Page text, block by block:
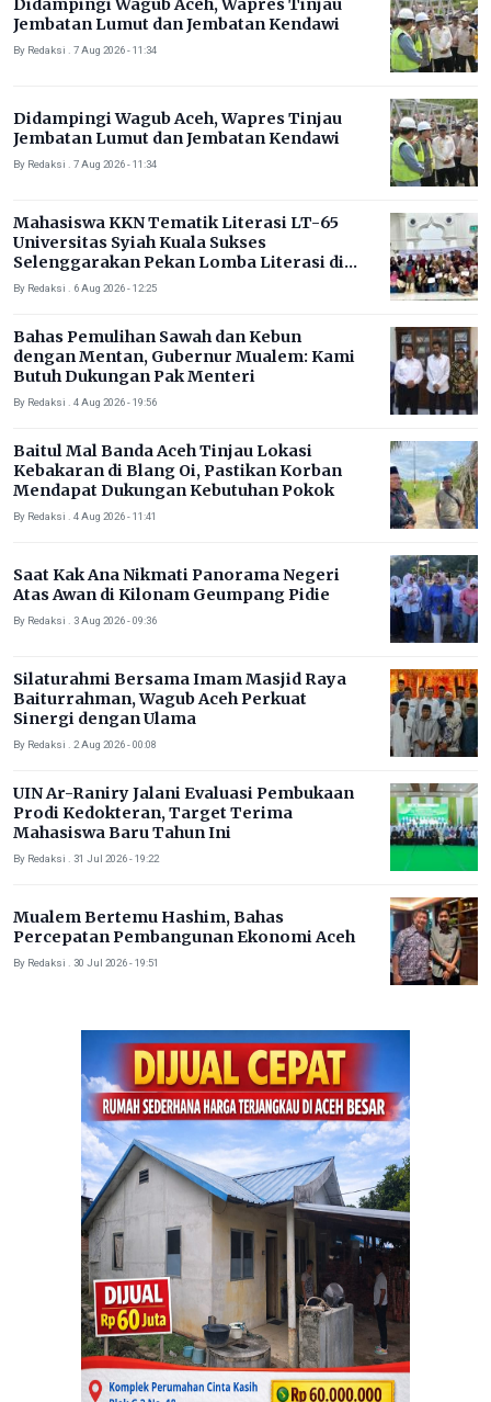
Didampingi Wagub Aceh, Wapres Tinjau
Jembatan Lumut dan Jembatan Kendawi
By Redaksi . 7 Aug 2026 - 11:34
Didampingi Wagub Aceh, Wapres Tinjau
Jembatan Lumut dan Jembatan Kendawi
By Redaksi . 7 Aug 2026 - 11:34
Mahasiswa KKN Tematik Literasi LT-65
Universitas Syiah Kuala Sukses
Selenggarakan Pekan Lomba Literasi di
Gampong Rhieng Blang
By Redaksi . 6 Aug 2026 - 12:25
Bahas Pemulihan Sawah dan Kebun
dengan Mentan, Gubernur Mualem: Kami
Butuh Dukungan Pak Menteri
By Redaksi . 4 Aug 2026 - 19:56
Baitul Mal Banda Aceh Tinjau Lokasi
Kebakaran di Blang Oi, Pastikan Korban
Mendapat Dukungan Kebutuhan Pokok
By Redaksi . 4 Aug 2026 - 11:41
Saat Kak Ana Nikmati Panorama Negeri
Atas Awan di Kilonam Geumpang Pidie
By Redaksi . 3 Aug 2026 - 09:36
Silaturahmi Bersama Imam Masjid Raya
Baiturrahman, Wagub Aceh Perkuat
Sinergi dengan Ulama
By Redaksi . 2 Aug 2026 - 00:08
UIN Ar-Raniry Jalani Evaluasi Pembukaan
Prodi Kedokteran, Target Terima
Mahasiswa Baru Tahun Ini
By Redaksi . 31 Jul 2026 - 19:22
Mualem Bertemu Hashim, Bahas
Percepatan Pembangunan Ekonomi Aceh
By Redaksi . 30 Jul 2026 - 19:51